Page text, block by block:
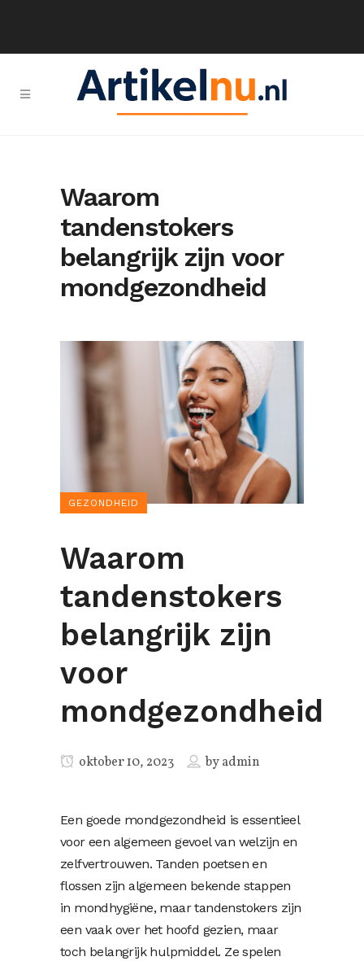
Waarom
tandenstokers
belangrijk zijn voor
mondgezondheid
GEZONDHEID
Waarom
tandenstokers
belangrijk zijn
voor
mondgezondheid
oktober 10, 2023 byadmin
Een goede mondgezondheid is essentieel
voor een algemeen gevoel van welzijn en
zelfvertrouwen. Tanden poetsen en
flossen zijn algemeen bekende stappen
in mondhygiëne, maar tandenstokers zijn
een vaak over het hoofd gezien, maar
toch belangrijk hulpmiddel. Ze spelen